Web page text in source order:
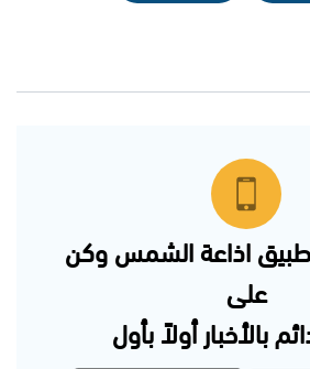
اذاعة الشمس وكن
على
بالأخبار أولاً بأول